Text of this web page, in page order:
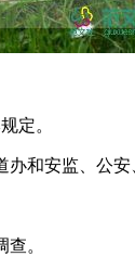
定。
和安监、公安
。